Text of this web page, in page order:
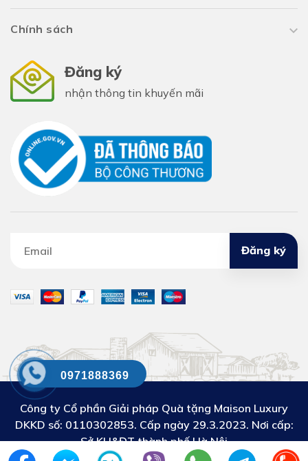
Chính sách
Đăng ký
nhận thông tin khuyến mãi
Đăng ký
Công ty Cổ phần Giải pháp Quà tặng Maison Luxury
DKKD số: 0110302853. Cấp ngày 29.3.2023. Nơi cấp:
Sở KH&ĐT thành phố Hà Nội
0971888369